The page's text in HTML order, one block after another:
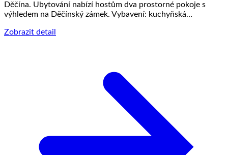
Děčína. Ubytování nabízí hostům dva prostorné pokoje s
výhledem na Děčínský zámek. Vybavení: kuchyňská…
Zobrazit detail